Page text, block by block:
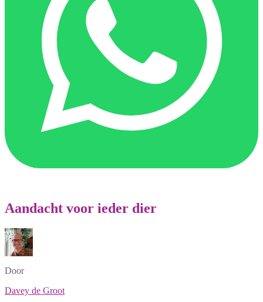
Aandacht voor ieder dier
Door
Davey de Groot